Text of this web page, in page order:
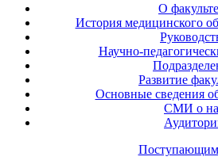
О
История медицинского
Научно-
Развитие
Основные сведения
СМИ о
Поступающим